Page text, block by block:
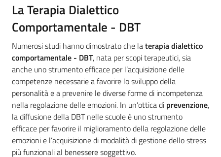
La Terapia Dialettico
Comportamentale - DBT
Numerosi studi hanno dimostrato che laterapia dialettico
comportamentale - DBT, nata per scopi terapeutici, sia
anche uno strumento efficace per l’acquisizione delle
competenze necessarie a favorire lo sviluppo della
personalità e a prevenire le diverse forme di incompetenza
nella regolazione delle emozioni. In un’ottica di prevenzione,
la diffusione della DBT nelle scuole è uno strumento
efficace per favorire il miglioramento della regolazione delle
emozioni e l’acquisizione di modalità di gestione dello stress
più funzionali al benessere soggettivo.